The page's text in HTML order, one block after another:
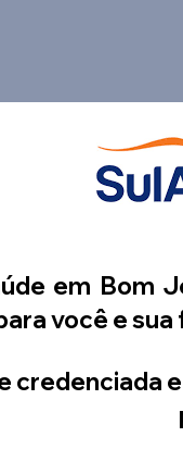
em Bom
você e sua
credenciada